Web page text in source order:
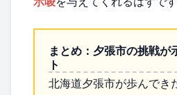
まとめ：夕張市の挑戦が
ト
北海道夕張市が歩んでき